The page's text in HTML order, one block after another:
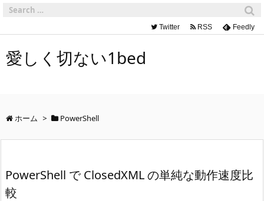
Twitter RSS Feedly
愛しく切ない1bed
ホーム > PowerShell
PowerShell で ClosedXML の単純な動作速度比
較